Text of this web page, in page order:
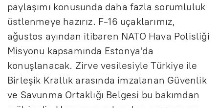
paylaşımı konusunda daha fazla sorumluluk
üstlenmeye hazırız. F-16 uçaklarımız,
ağustos ayından itibaren NATO Hava Polisliği
Misyonu kapsamında Estonya'da
konuşlanacak. Zirve vesilesiyle Türkiye ile
Birleşik Krallık arasında imzalanan Güvenlik
ve Savunma Ortaklığı Belgesi bu bakımdan